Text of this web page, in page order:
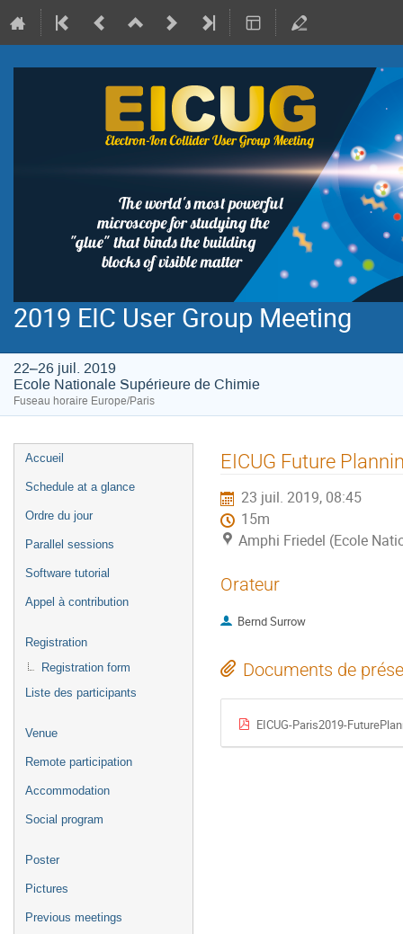
2019 EIC User Group Meeting
22–26 juil. 2019
Ecole Nationale Supérieure de Chimie
Fuseau horaire Europe/Paris
Menu
de
Accueil
Schedule at a glance
Ordre du jour
Parallel sessions
Software tutorial
Appel à contribution
Registration
Registration form
Liste des participants
Venue
Remote participation
Accommodation
Social program
Poster
Pictures
Previous meetings
EICUG Future
23 juil. 2019, 08:45
15m
Amphi Friedel (Ecole
Orateur
Bernd Surrow
Documents de
EICUG-Paris2019-